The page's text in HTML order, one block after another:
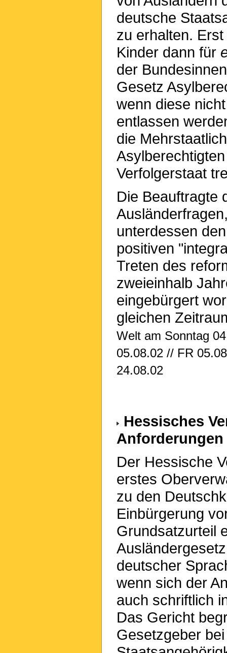
deutsche
zu erhalten.
Kinder dann für
der
Gesetz
wenn diese
entlassen
die
Verfolgerstaat
Die Beauftragte
unterdessen
positiven
Treten des
zweieinhalb
eingebürgert
gleichen
Welt am Sonntag
05.08.02 // FR
24.08.02
Hessisches
Der Hessische
erstes
zu den
Einbürgerung
Grundsatzurteil
deutscher
wenn sich der
auch schriftlich
Das Gericht
Gesetzgeber